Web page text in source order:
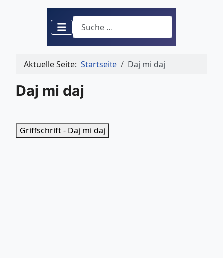
Suchen
Aktuelle Seite: Startseite Daj mi daj
Daj mi daj
Griffschrift - Daj mi daj